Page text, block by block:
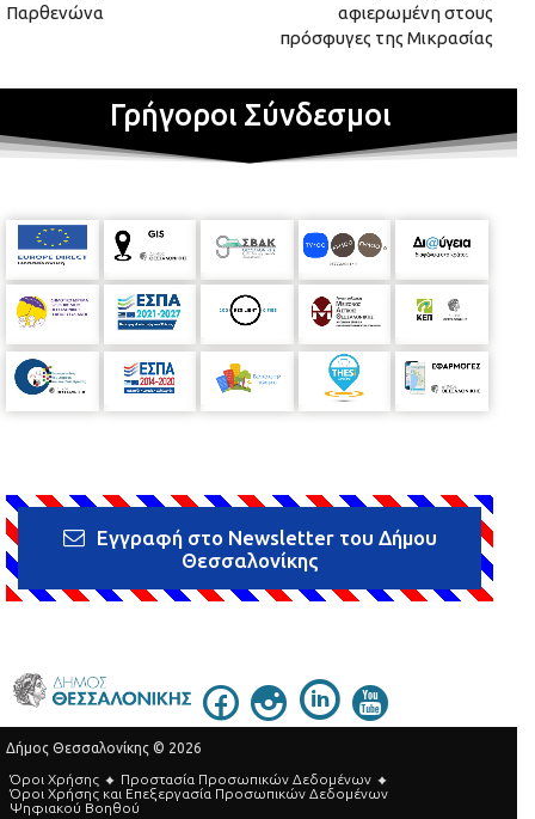
Παρθενώνα
αφιερωμένη στους
πρόσφυγες της Μικρασίας
Γρήγοροι Σύνδεσμοι
Εγγραφή στο Newsletter του Δήμου
Θεσσαλονίκης
Δήμος Θεσσαλονίκης © 2026
Όροι Χρήσης
Προστασία Προσωπικών Δεδομένων
Όροι Xρήσης και Eπεξεργασία Προσωπικών Δεδομένων
Ψηφιακού Βοηθού